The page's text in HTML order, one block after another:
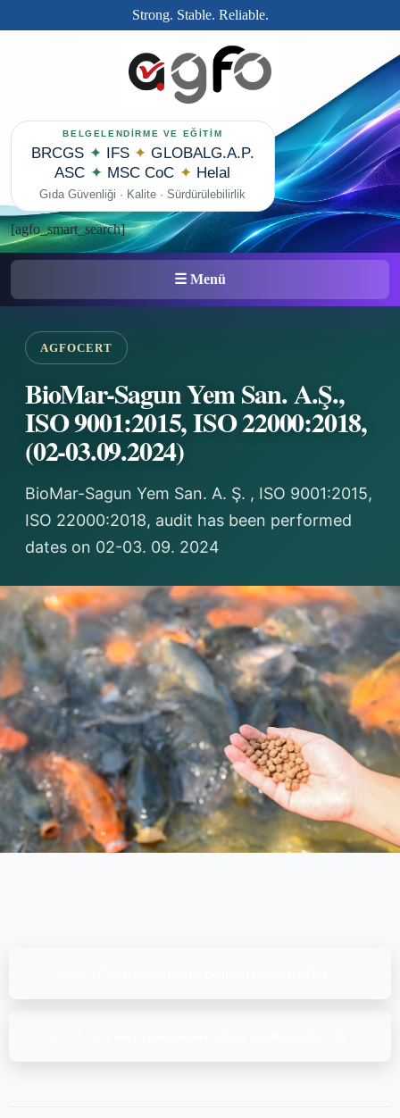
Strong. Stable. Reliable.
BELGELENDİRME VE EĞİTİM
BRCGS ✦ IFS ✦ GLOBALG.A.P.
ASC ✦ MSC CoC ✦ Helal
Gıda Güvenliği · Kalite · Sürdürülebilirlik
[agfo_smart_search]
☰ Menü
AGFOCERT
BioMar-Sagun Yem San. A.Ş.,
ISO 9001:2015, ISO 22000:2018,
(02-03.09.2024)
BioMar-Sagun Yem San. A. Ş. , ISO 9001:2015,
ISO 22000:2018, audit has been performed
dates on 02-03. 09. 2024